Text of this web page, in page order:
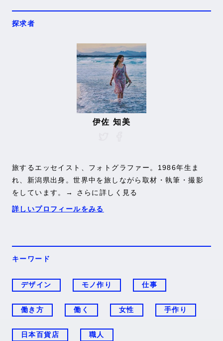
探求者
伊佐 知美
旅するエッセイスト、フォトグラファー。1986年生ま
れ、新潟県出身。世界中を旅しながら取材・執筆・撮影
をしています。
→ さらに詳しく見る
詳しいプロフィールをみる
キーワード
デザイン モノ作り 仕事
働き方 働く 女性 手作り
日本百貨店 職人